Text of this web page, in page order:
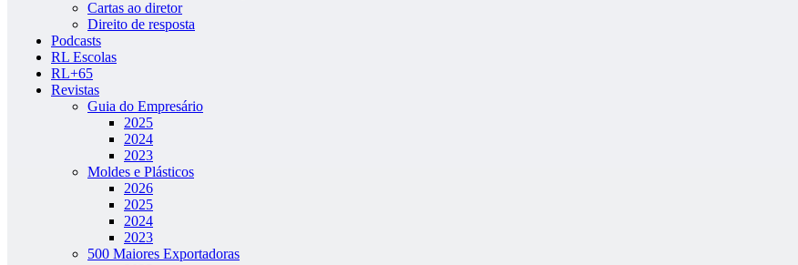
Cartas ao diretor
Direito de resposta
Podcasts
RL Escolas
RL+65
Revistas
Guia do Empresário
2025
2024
2023
Moldes e Plásticos
2026
2025
2024
2023
500 Maiores Exportadoras